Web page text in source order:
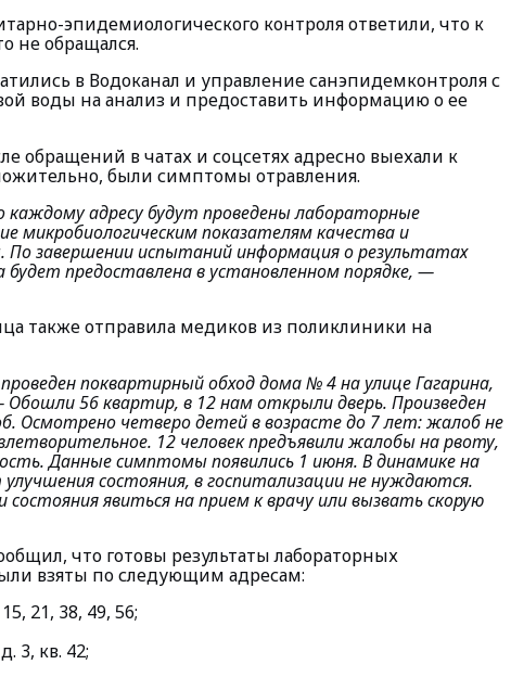
эпидемиологического контроля ответили, что к
не обращался.
в Водоканал и управление санэпидемконтроля с
воды на анализ и предоставить информацию о ее
обращений в чатах и соцсетях адресно выехали к
были симптомы отравления.
адресу будут проведены лабораторные
микробиологическим показателям качества и
По завершении испытаний информация о результатах
будет предоставлена в установленном порядке, —
также отправила медиков из поликлиники на
поквартирный обход дома № 4 на улице Гагарина,
56 квартир, в 12 нам открыли дверь. Произведен
Осмотрено четверо детей в возрасте до 7 лет: жалоб не
12 человек предъявили жалобы на рвоту,
Данные симптомы появились 1 июня. В динамике на
состояния, в госпитализации не нуждаются.
состояния явиться на прием к врачу или вызвать скорую
что готовы результаты лабораторных
взяты по следующим адресам:
21, 38, 49, 56;
3, кв. 42;